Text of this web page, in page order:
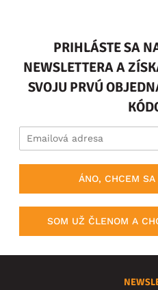
PRIHLÁSTE SA
NEWSLETTERA A
SVOJU PRVÚ
ÁNO, CHCEM
SOM UŽ ČLENOM A